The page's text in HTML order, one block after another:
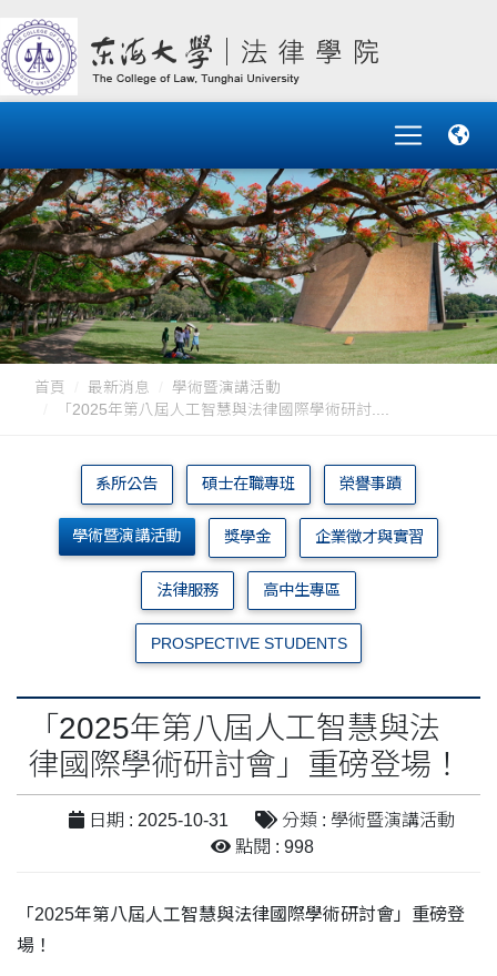
首頁 最新消息
學術暨演講活動
「2025年第八屆人工智慧與法律國際學術研討....
系所公告 碩士在職專班 榮譽事蹟
學術暨演講活動 獎學金 企業徵才與實習
法律服務 高中生專區
PROSPECTIVE STUDENTS
「2025年第八屆人工智慧與法
律國際學術研討會」重磅登場！
日期 : 2025-10-31
分類 : 學術暨演講活動
點閱 : 998
「2025年第八屆人工智慧與法律國際學術研討會」重磅登
場！